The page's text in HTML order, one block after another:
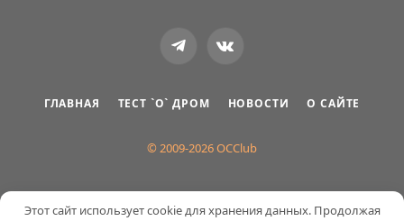
TelegramVKontakte
ГЛАВНАЯ ТЕСТ `О` ДРОМ НОВОСТИ О САЙТЕ
© 2009-2026 OCClub
Этот сайт использует cookie для хранения данных. Продолжая